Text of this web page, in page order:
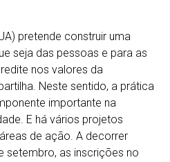
pretende construir uma
seja das pessoas e para as
nos valores da
Neste sentido, a prática
importante na
E há vários projetos
de ação. A decorrer
setembro, as inscrições no